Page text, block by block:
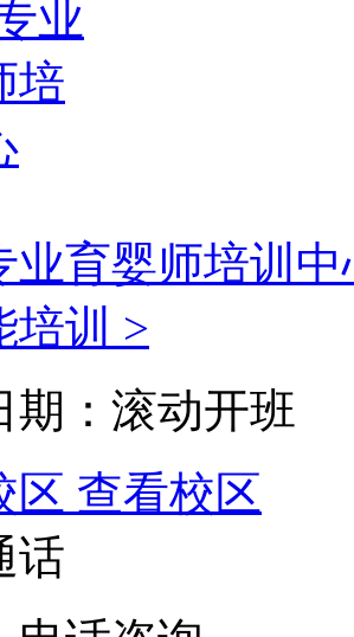
业育婴师培训中
培训 >
期：滚动开班
区 查看校区
话